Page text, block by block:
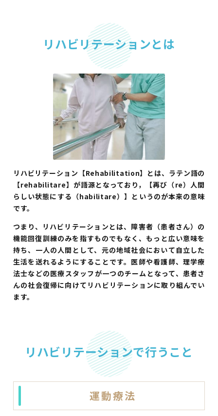
リハビリテーションとは
リハビリテーション【Rehabilitation】とは、ラテン語の
【rehabilitare】が語源となっており，【再び（re）人間
らしい状態にする（habilitare）】というのが本来の意味
です。
つまり、リハビリテーションとは、障害者（患者さん）の
機能回復訓練のみを指すものでもなく、もっと広い意味を
持ち、一人の人間として、元の地域社会において自立した
生活を送れるようにすることです。医師や看護師、理学療
法士などの医療スタッフが一つのチームとなって、患者さ
んの社会復帰に向けてリハビリテーションに取り組んでい
ます。
リハビリテーションで行うこと
運動療法